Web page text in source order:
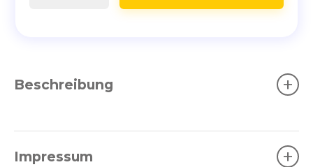
Beschreibung +
Impressum +